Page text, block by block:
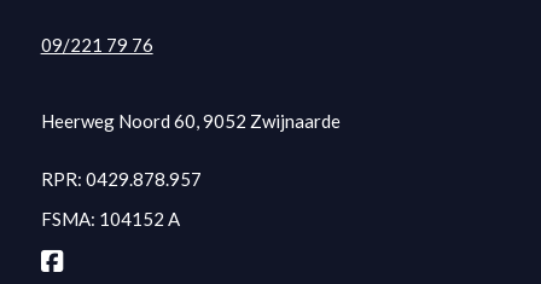
09/221 79 76
Heerweg Noord 60, 9052 Zwijnaarde
RPR: 0429.878.957
FSMA: 104152 A